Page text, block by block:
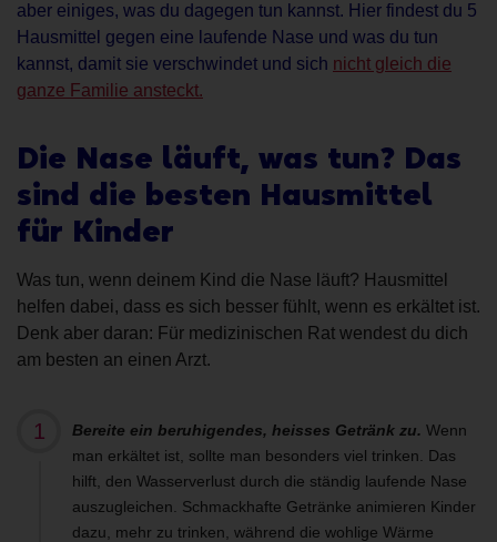
aber einiges, was du dagegen tun kannst. Hier findest du 5
Hausmittel gegen eine laufende Nase und was du tun
kannst, damit sie verschwindet und sich nicht gleich die
ganze Familie ansteckt.
Die Nase läuft, was tun? Das
sind die besten Hausmittel
für Kinder
Was tun, wenn deinem Kind die Nase läuft? Hausmittel
helfen dabei, dass es sich besser fühlt, wenn es erkältet ist.
Denk aber daran: Für medizinischen Rat wendest du dich
am besten an einen Arzt.
Bereite ein beruhigendes, heisses Getränk zu. Wenn
man erkältet ist, sollte man besonders viel trinken. Das
hilft, den Wasserverlust durch die ständig laufende Nase
auszugleichen. Schmackhafte Getränke animieren Kinder
dazu, mehr zu trinken, während die wohlige Wärme